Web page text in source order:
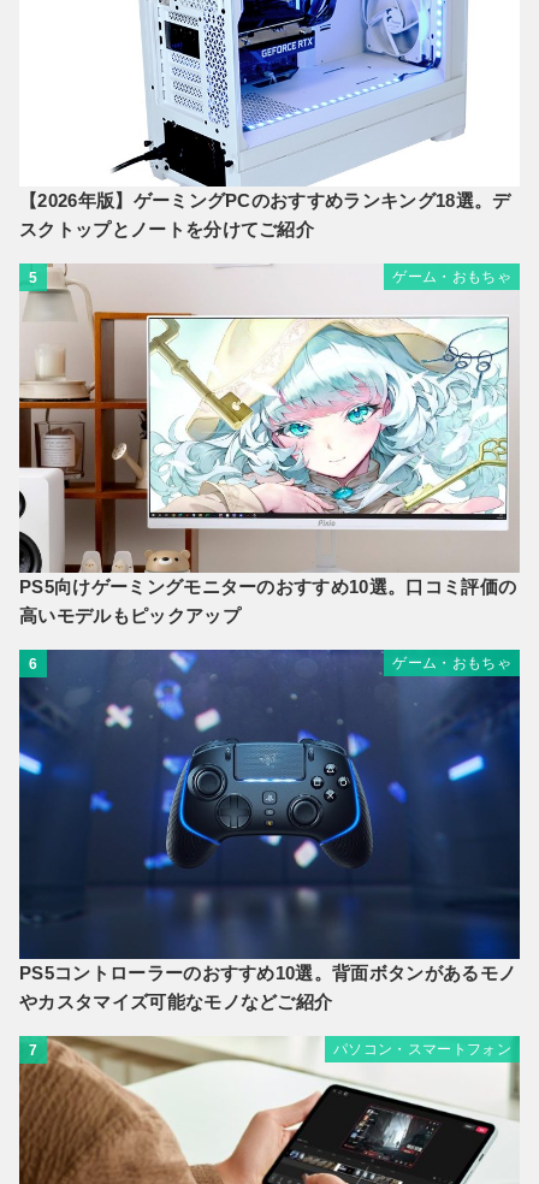
【2026年版】ゲーミングPCのおすすめランキング18選。デ
スクトップとノートを分けてご紹介
5 ゲーム・おもちゃ
PS5向けゲーミングモニターのおすすめ10選。口コミ評価の
高いモデルもピックアップ
6 ゲーム・おもちゃ
PS5コントローラーのおすすめ10選。背面ボタンがあるモノ
やカスタマイズ可能なモノなどご紹介
7 パソコン・スマートフォン